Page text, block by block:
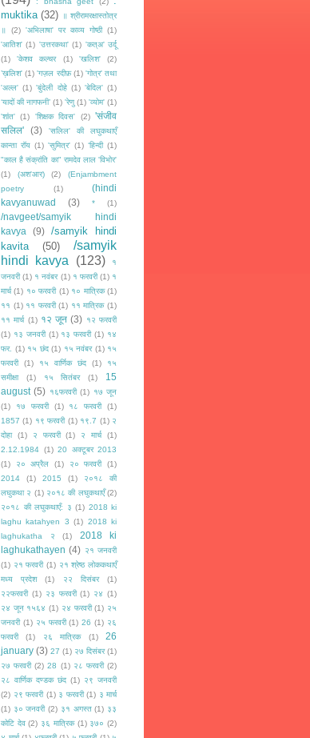
muktika (32)
॥ श्रीरामरक्षास्तोत्र
॥
(2) 'अभिलाषा' पर काव्य गोष्ठी (1)
'आतिश' (1) 'उत्तरकथा' (1) 'कत्अ' उर्दू
(1)
'केशव कल्चर (1) 'खलिश'
(2)
’ख़लिश' (1) 'गज़ल रदीफ़ (1) 'गोत्र' तथा
'अल्ल' (1) 'बुंदेली दोहे (1) 'बेदिल' (1)
‘यादों की नागफनी’ (1) 'रेणु (1) 'व्योम' (1)
'शांत' (1) 'शिक्षक दिवस' (2) 'संजीव
सलिल'
(3)
'सलिल' की लघुकथाएँ
कान्ता रॉय (1) 'सुमित्र' (1) ‘हिन्दी (1)
"काल है संक्रांति का" रामदेव लाल 'विभोर'
(1)
(अश'आर) (2)
(Enjambment
poetry
(1)
(hindi
kavyanuwad
(3) * (1)
/navgeet/samyik hindi
kavya
(9)
/samyik hindi
kavita
(50)
/samyik
hindi kavya
(123)
१
जनवरी (1) १ नवंबर (1) १ फरवरी (1) १
मार्च (1) १० फरवरी (1) १० मात्रिक (1)
११ (1) ११ फरवरी (1) ११ मात्रिक (1)
११ मार्च (1) १२ जून (3) १२ फरवरी
(1) १३ जनवरी (1) १३ फरवरी (1) १४
फर. (1) १५ छंद (1) १५ नवंबर (1) १५
फरवरी
(1) १५ वार्णिक छंद (1)
१५
समीक्षा
(1) १५ सितंबर (1)
15
august (5) १६फरवरी (1) १७ जून
(1)
१७ फरवरी (1) १८ फरवरी
(1)
1857 (1) १९ फरवरी (1) १९.7 (1) २
दोहा
(1) २ फरवरी (1) २ मार्च
(1)
2.12.1984 (1) 20 अक्टूबर 2013
(1)
२० अप्रैल (1) २० फरवरी
(1)
2014
(1) 2015 (1)
२०१८ की
लघुकथा २ (1) २०१८ की लघुकथाएँ (2)
२०१८ की लघुकथाएँ: ३ (1) 2018 ki
laghu katahyen 3 (1) 2018 ki
laghukatha २
(1)
2018 ki
laghukathayen (4) २१ जनवरी
(1) २१ फरवरी (1) २१ श्रेष्ठ लोककथाएँ
मध्य प्रदेश
(1) २२ दिसंबर
(1)
२२फरवरी (1) २३ फरवरी (1) २४ (1)
२४ जून १५६४ (1) २४ फरवरी (1) २५
जनवरी (1) २५ फरवरी (1) 26 (1) २६
फरवरी
(1) २६ मात्रिक (1)
26
january (3) 27 (1) २७ दिसंबर (1)
२७ फरवरी (2) 28 (1) २८ फरवरी (2)
२८ वार्णिक दण्डक छंद (1) २९ जनवरी
(2) २९ फरवरी (1) ३ फरवरी (1) ३ मार्च
(1) ३० जनवरी (2) ३१ अगस्त (1) ३३
कोटि देव (2) ३६ मात्रिक (1) ३७० (2)